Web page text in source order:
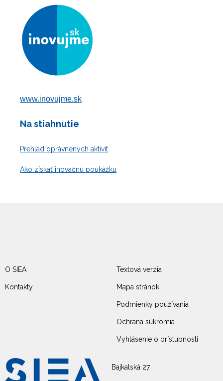
www.inovujme.sk
Na stiahnutie
Prehľad oprávnených aktivít
Ako získať inovačnú poukážku
Bajkalská 27
O SIEA
Kontakty
Textová verzia
Mapa stránok
Podmienky používania
Ochrana súkromia
Vyhlásenie o prístupnosti